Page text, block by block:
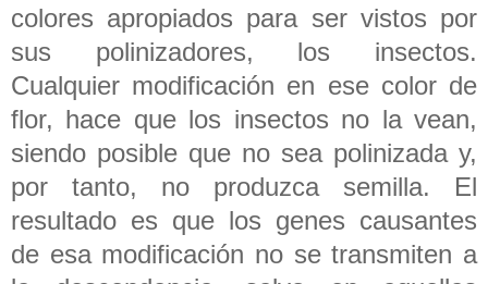
colores apropiados para ser vistos por
sus polinizadores, los insectos.
Cualquier modificación en ese color de
flor, hace que los insectos no la vean,
siendo posible que no sea polinizada y,
por tanto, no produzca semilla. El
resultado es que los genes causantes
de esa modificación no se transmiten a